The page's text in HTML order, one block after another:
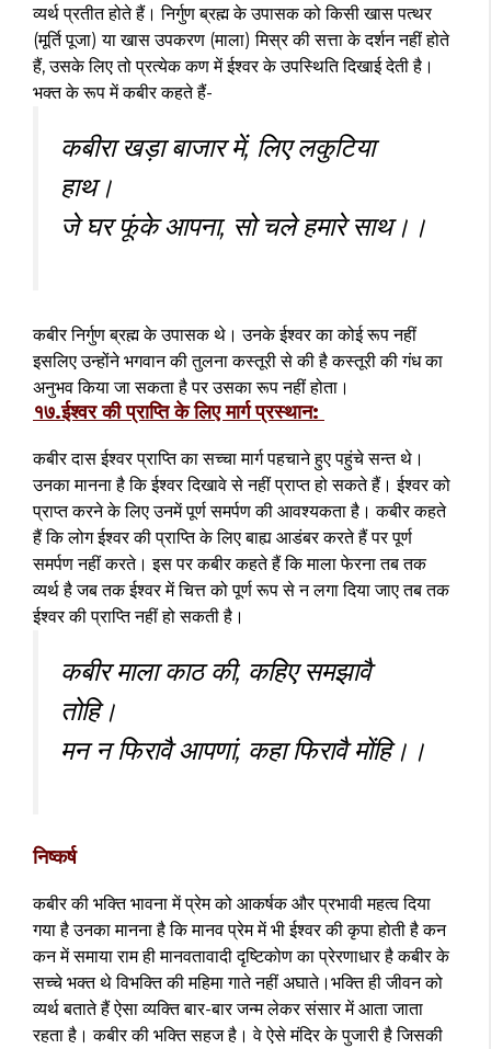
व्यर्थ प्रतीत होते हैं। निर्गुण ब्रह्म के उपासक को किसी खास पत्थर
(मूर्ति पूजा) या खास उपकरण (माला) मिस्र की सत्ता के दर्शन नहीं होते
हैं, उसके लिए तो प्रत्येक कण में ईश्वर के उपस्थिति दिखाई देती है।
भक्त के रूप में कबीर कहते हैं-
कबीरा खड़ा बाजार में, लिए लकुटिया
हाथ।
जे घर फूंके आपना, सो चले हमारे साथ।।
कबीर निर्गुण ब्रह्म के उपासक थे। उनके ईश्वर का कोई रूप नहीं
इसलिए उन्होंने भगवान की तुलना कस्तूरी से की है कस्तूरी की गंध का
अनुभव किया जा सकता है पर उसका रूप नहीं होता।
१७.ईश्वर की प्राप्ति के लिए मार्ग प्रस्थान:
कबीर दास ईश्वर प्राप्ति का सच्चा मार्ग पहचाने हुए पहुंचे सन्त थे।
उनका मानना है कि ईश्वर दिखावे से नहीं प्राप्त हो सकते हैं। ईश्वर को
प्राप्त करने के लिए उनमें पूर्ण समर्पण की आवश्यकता है। कबीर कहते
हैं कि लोग ईश्वर की प्राप्ति के लिए बाह्य आडंबर करते हैं पर पूर्ण
समर्पण नहीं करते। इस पर कबीर कहते हैं कि माला फेरना तब तक
व्यर्थ है जब तक ईश्वर में चित्त को पूर्ण रूप से न लगा दिया जाए तब तक
ईश्वर की प्राप्ति नहीं हो सकती है।
कबीर माला काठ की, कहिए समझावै
तोहि।
मन न फिरावै आपणां, कहा फिरावै मोंहि।।
निष्कर्ष
कबीर की भक्ति भावना में प्रेम को आकर्षक और प्रभावी महत्व दिया
गया है उनका मानना है कि मानव प्रेम में भी ईश्वर की कृपा होती है कन
कन में समाया राम ही मानवतावादी दृष्टिकोण का प्रेरणाधार है कबीर के
सच्चे भक्त थे विभक्ति की महिमा गाते नहीं अघाते।भक्ति ही जीवन को
व्यर्थ बताते हैं ऐसा व्यक्ति बार-बार जन्म लेकर संसार में आता जाता
रहता है। कबीर की भक्ति सहज है। वे ऐसे मंदिर के पुजारी है जिसकी